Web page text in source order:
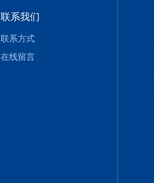
联系我们
联系方式
在线留言